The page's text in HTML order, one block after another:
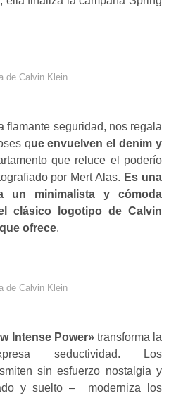
de Calvin Klein
flamante seguridad, nos regala
que envuelven el denim y
que reluce el poderío
por Mert Alas. Es una
un minimalista y cómoda
clásico logotipo de Calvin
ofrece.
de Calvin Klein
Intense Power» transforma la
seductividad. Los
sin esfuerzo nostalgia y
y suelto – moderniza los